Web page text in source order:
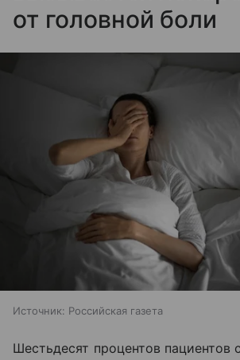
от головной боли
Источник: Российская газета
Шестьдесят процентов пациентов